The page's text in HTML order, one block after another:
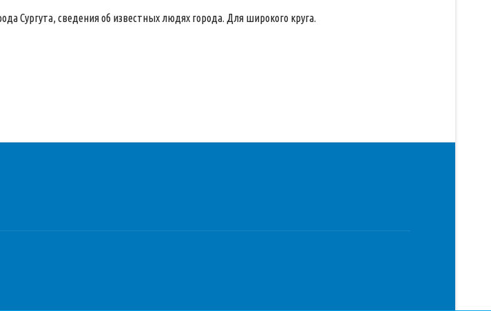
Сургута, сведения об известных людях города. Для широкого круга.